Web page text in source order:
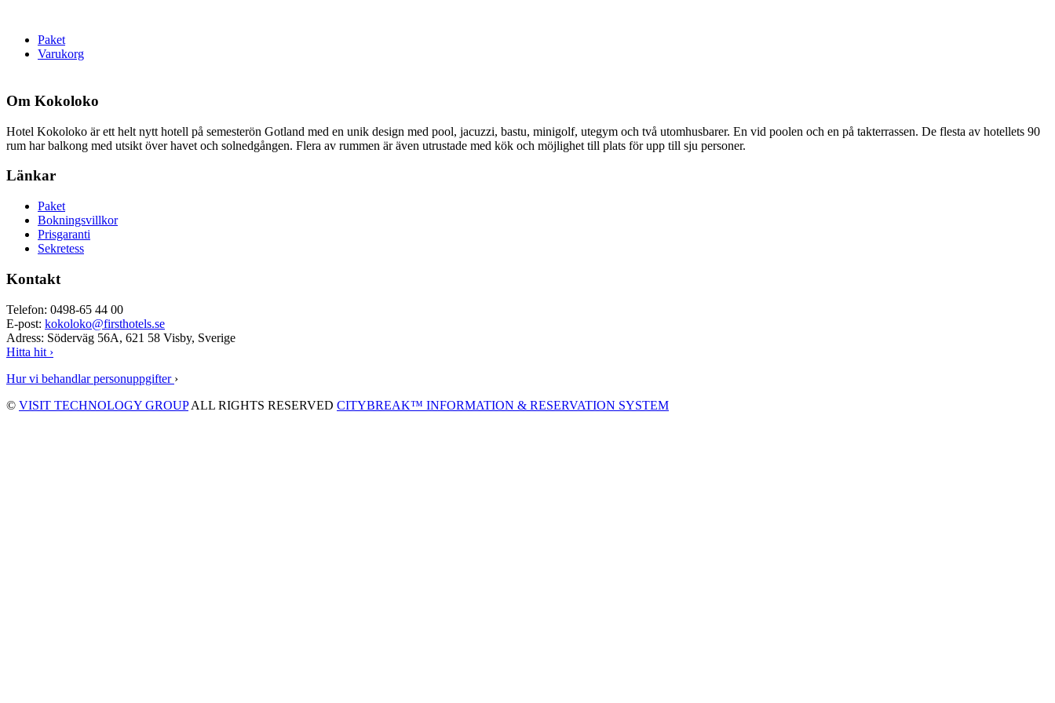
Paket
Varukorg
Om Kokoloko
Hotel Kokoloko är ett helt nytt hotell på semesterön Gotland med en unik design med pool, jacuzzi, bastu, minigolf, utegym och två utomhusbarer. En vid poolen och en på takterrassen. De flesta av hotellets 90
rum har balkong med utsikt över havet och solnedgången. Flera av rummen är även utrustade med kök och möjlighet till plats för upp till sju personer.
Länkar
Paket
Bokningsvillkor
Prisgaranti
Sekretess
Kontakt
Telefon: 0498-65 44 00
E-post: kokoloko@firsthotels.se
Adress: Söderväg 56A, 621 58 Visby, Sverige
Hitta hit ›
Hur vi behandlar personuppgifter ›
© VISIT TECHNOLOGY GROUPALL RIGHTS RESERVED CITYBREAK™ INFORMATION & RESERVATION SYSTEM